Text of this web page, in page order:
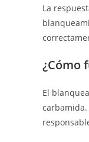
La
¿Cómo
El